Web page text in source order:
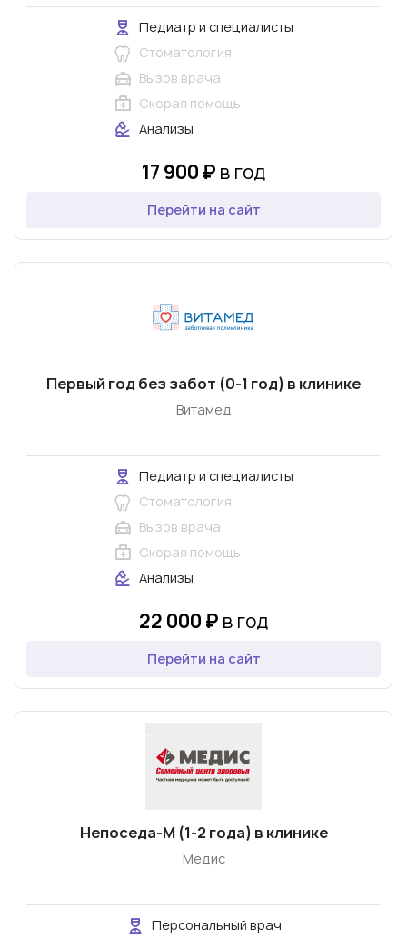
Педиатр и специалисты
Стоматология
Вызов врача
Скорая помощь
Анализы
17 900 ₽ в год
Перейти на сайт
Первый год без забот (0-1 год) в клинике
Витамед
Педиатр и специалисты
Стоматология
Вызов врача
Скорая помощь
Анализы
22 000 ₽ в год
Перейти на сайт
Непоседа-М (1-2 года) в клинике
Медис
Персональный врач